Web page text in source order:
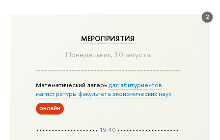
2
МЕРОПРИЯТИЯ
Понедельник, 10 августа
Математический лагерьдля абитуриентов
магистратуры факультета экономических наук
онлайн
19:40